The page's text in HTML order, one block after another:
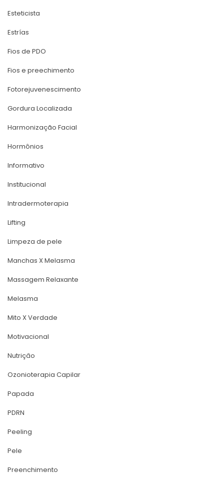
Esteticista
Estría
Fios de PDO
Fios e preechimento
Fotorejuvenescimento
Gordura Localizada
Harmonização Facial
Hormônio
Informativo
Institucional
Intradermoterapia
Lifting
Limpeza de pele
Manchas X Melasma
Massagem Relaxante
Melasma
Mito X Verdade
Motivacional
Nutriçâo
Ozonioterapia Capilar
Papada
PDRN
Peeling
Pele
Preenchimento